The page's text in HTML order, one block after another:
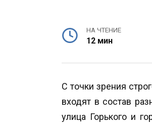
НА ЧТЕНИЕ
12 мин
С точки зрения
входят в состав
улица Горького и